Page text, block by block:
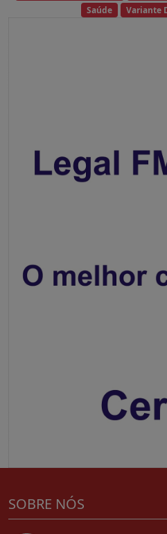
Saúde
Variante
SOBRE NÓS